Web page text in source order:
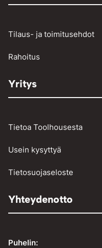
Vinssit ja taljat
Tilaus- ja toimitusehdot
Rahoitus
Yritys
Tietoa Toolhousesta
Usein kysyttyä
Tietosuojaseloste
Yhteydenotto
Puhelin: